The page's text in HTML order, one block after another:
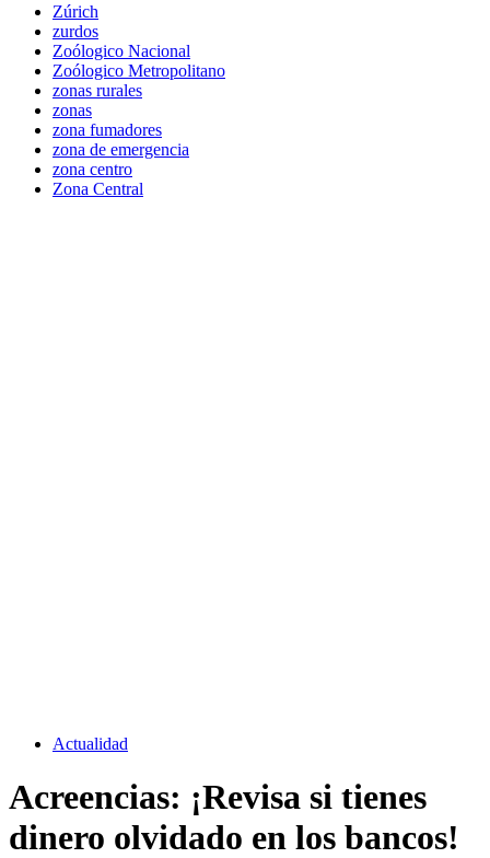
Zúrich
zurdos
Zoólogico Nacional
Zoólogico Metropolitano
zonas rurales
zonas
zona fumadores
zona de emergencia
zona centro
Zona Central
Actualidad
Acreencias: ¡Revisa si tienes
dinero olvidado en los bancos!